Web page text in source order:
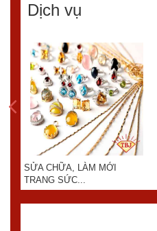
Dịch vụ
SỬA CHỮA, LÀM MỚI
TRANG SỨC...